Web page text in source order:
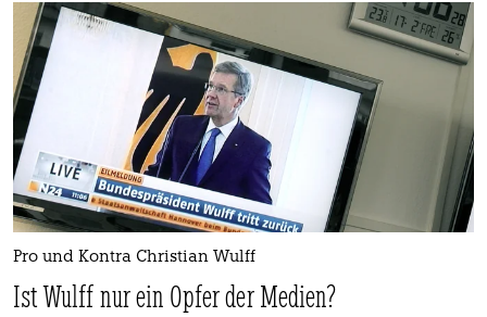
Pro und Kontra Christian Wulff
Ist Wulff nur ein Opfer der Medien?